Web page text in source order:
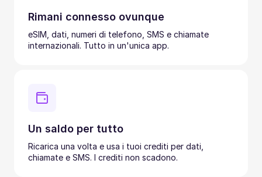
Rimani connesso ovunque
eSIM, dati, numeri di telefono, SMS e chiamate
internazionali. Tutto in un'unica app.
Un saldo per tutto
Ricarica una volta e usa i tuoi crediti per dati,
chiamate e SMS. I crediti non scadono.